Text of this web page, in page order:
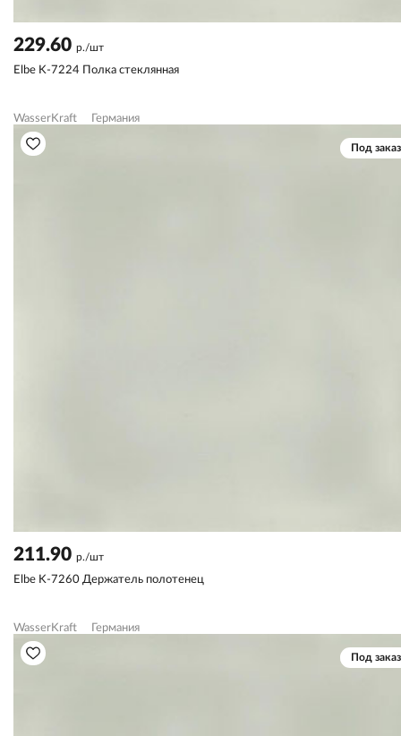
229.60 р./шт
Elbe K-7224 Полка стеклянная
WasserKraft Германия
Под заказ
211.90 р./шт
Elbe K-7260 Держатель полотенец
WasserKraft Германия
Под заказ